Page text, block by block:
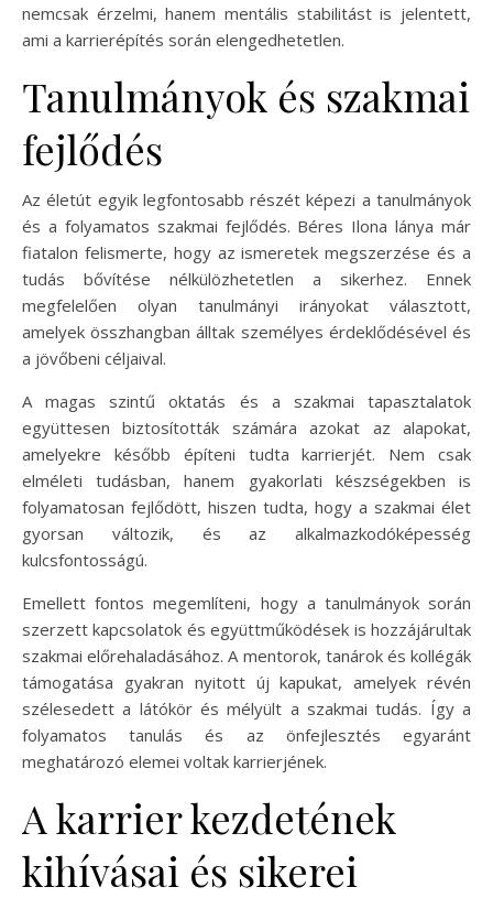
nemcsak érzelmi, hanem mentális stabilitást is jelentett,
ami a karrierépítés során elengedhetetlen.
Tanulmányok és szakmai
fejlődés
Az életút egyik legfontosabb részét képezi a tanulmányok
és a folyamatos szakmai fejlődés. Béres Ilona lánya már
fiatalon felismerte, hogy az ismeretek megszerzése és a
tudás bővítése nélkülözhetetlen a sikerhez. Ennek
megfelelően olyan tanulmányi irányokat választott,
amelyek összhangban álltak személyes érdeklődésével és
a jövőbeni céljaival.
A magas szintű oktatás és a szakmai tapasztalatok
együttesen biztosították számára azokat az alapokat,
amelyekre később építeni tudta karrierjét. Nem csak
elméleti tudásban, hanem gyakorlati készségekben is
folyamatosan fejlődött, hiszen tudta, hogy a szakmai élet
gyorsan változik, és az alkalmazkodóképesség
kulcsfontosságú.
Emellett fontos megemlíteni, hogy a tanulmányok során
szerzett kapcsolatok és együttműködések is hozzájárultak
szakmai előrehaladásához. A mentorok, tanárok és kollégák
támogatása gyakran nyitott új kapukat, amelyek révén
szélesedett a látókör és mélyült a szakmai tudás. Így a
folyamatos tanulás és az önfejlesztés egyaránt
meghatározó elemei voltak karrierjének.
A karrier kezdetének
kihívásai és sikerei